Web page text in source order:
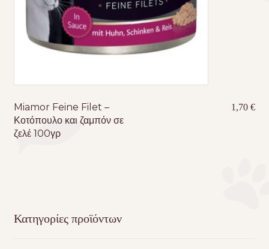
Miamor Feine Filet –
Κοτόπουλο και ζαμπόν σε
ζελέ 100γρ
1,70€
Κατηγορίες προϊόντων